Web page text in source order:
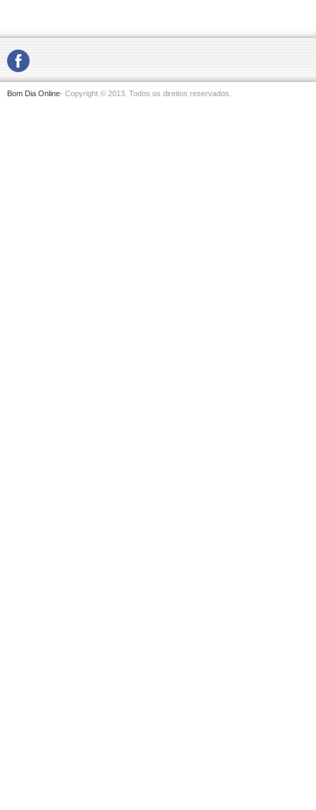
Bom Dia Online- Copyright © 2013. Todos os direitos reservados.